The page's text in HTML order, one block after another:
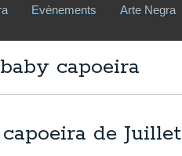
Evènements Arte Negra
capoeira
de Juillet